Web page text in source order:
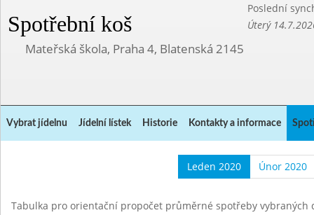
Spotřební koš
Poslední
Úterý
Mateřská škola, Praha 4, Blatenská 2145
Vybrat jídelnu Jídelní lístek Historie Kontakty a informace
Leden 2020 Únor 2020
Tabulka pro orientační propočet průměrné spotřeby